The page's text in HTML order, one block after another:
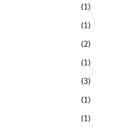
(1)
(1)
(2)
(1)
(3)
(1)
(1)